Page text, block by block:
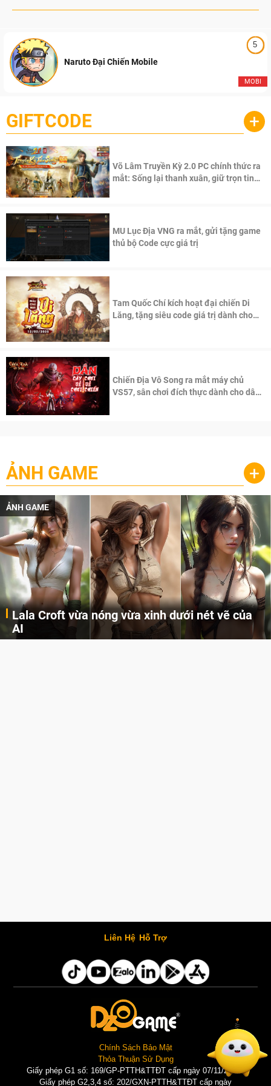
5
MOBI
Naruto Đại Chiến Mobile
GIFTCODE +
Võ Lâm Truyền Kỳ 2.0 PC chính thức ra
mắt: Sống lại thanh xuân, giữ trọn tinh
MU Lục Địa VNG ra mắt, gửi tặng game
thủ bộ Code cực giá trị
Tam Quốc Chí kích hoạt đại chiến Di
Lăng, tặng siêu code giá trị dành cho
Chiến Địa Vô Song ra mắt máy chủ
VS57, sân chơi đích thực dành cho dân
ẢNH GAME +
ẢNH GAME
Lala Croft vừa nóng vừa xinh dưới nét vẽ của
AI
Liên Hệ Hỗ Trợ
Chính Sách Bảo Mật
Thỏa Thuận Sử Dụng
Giấy phép G1 số: 169/GP-PTTH&TTĐT cấp ngày 07/11/2025 |
Giấy phép G2,3,4 số: 202/GXN-PTTH&TTĐT cấp ngày